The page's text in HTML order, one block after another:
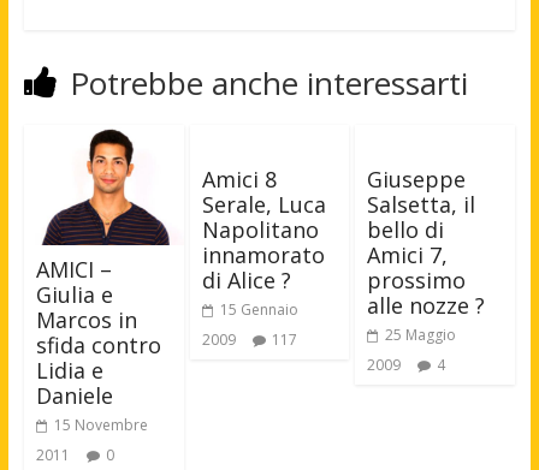
Potrebbe anche interessarti
AMICI –
Giulia e
Marcos in
sfida contro
Lidia e
Daniele
15 Novembre
2011
0
Amici 8
Serale, Luca
Napolitano
innamorato
di Alice ?
15 Gennaio
2009
117
Giuseppe
Salsetta, il
bello di
Amici 7,
prossimo
alle nozze ?
25 Maggio
2009
4